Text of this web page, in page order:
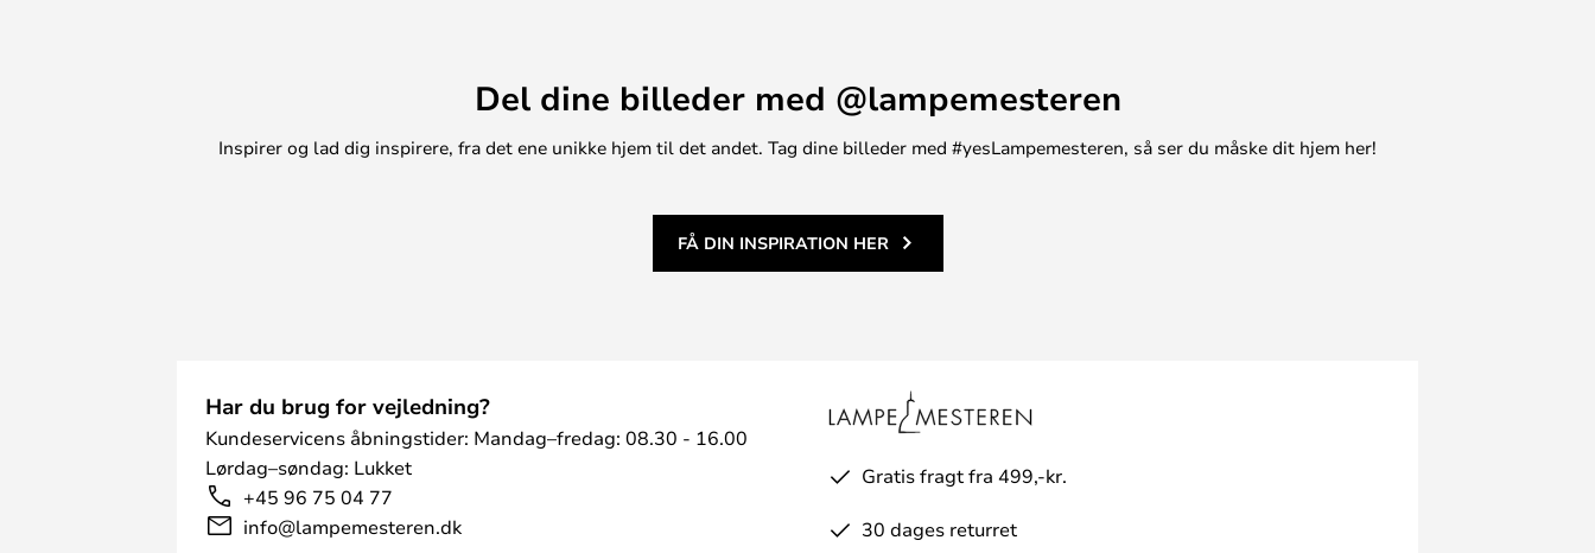
Del dine billeder med @lampemesteren
Inspirer og lad dig inspirere, fra det ene unikke hjem til det andet. Tag dine billeder med #yesLampemesteren, så ser du måske dit hjem her!
FÅ DIN INSPIRATION HER
Har du brug for vejledning?
Kundeservicens åbningstider: Mandag–fredag: 08.30 - 16.00
Lørdag–søndag: Lukket
+45 96 75 04 77
info@lampemesteren.dk
Gratis fragt fra 499,-kr.
30 dages returret